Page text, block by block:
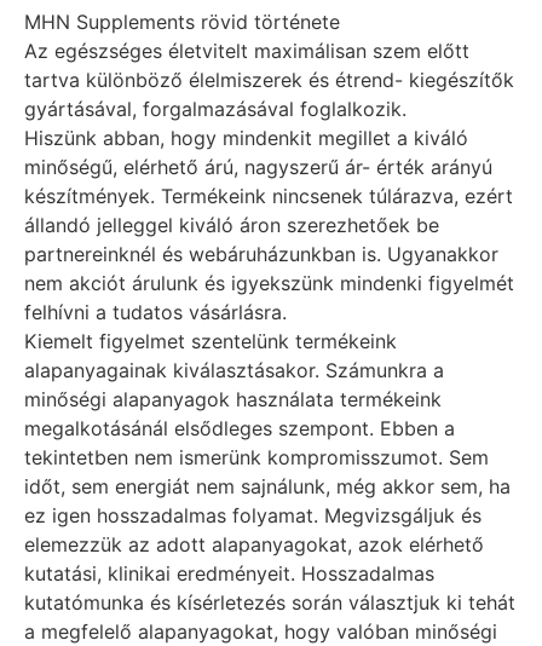
MHN Supplements rövid története
Az egészséges életvitelt maximálisan szem előtt
tartva különböző élelmiszerek és étrend- kiegészítők
gyártásával, forgalmazásával foglalkozik.
Hiszünk abban, hogy mindenkit megillet a kiváló
minőségű, elérhető árú, nagyszerű ár- érték arányú
készítmények. Termékeink nincsenek túlárazva, ezért
állandó jelleggel kiváló áron szerezhetőek be
partnereinknél és webáruházunkban is. Ugyanakkor
nem akciót árulunk és igyekszünk mindenki figyelmét
felhívni a tudatos vásárlásra.
Kiemelt figyelmet szentelünk termékeink
alapanyagainak kiválasztásakor. Számunkra a
minőségi alapanyagok használata termékeink
megalkotásánál elsődleges szempont. Ebben a
tekintetben nem ismerünk kompromisszumot. Sem
időt, sem energiát nem sajnálunk, még akkor sem, ha
ez igen hosszadalmas folyamat. Megvizsgáljuk és
elemezzük az adott alapanyagokat, azok elérhető
kutatási, klinikai eredményeit. Hosszadalmas
kutatómunka és kísérletezés során választjuk ki tehát
a megfelelő alapanyagokat, hogy valóban minőségi